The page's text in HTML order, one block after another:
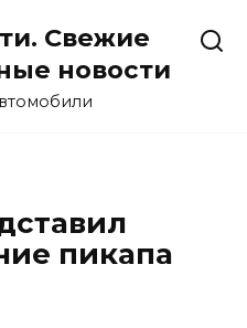
Свежие
новости
пикапа